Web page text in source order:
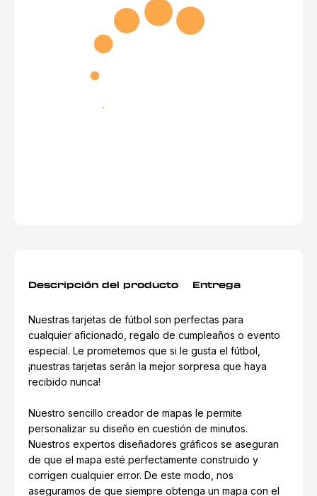
Descripción del producto Entrega
Nuestras tarjetas de fútbol son perfectas para
cualquier aficionado, regalo de cumpleaños o evento
especial. Le prometemos que si le gusta el fútbol,
¡nuestras tarjetas serán la mejor sorpresa que haya
recibido nunca!
Nuestro sencillo creador de mapas le permite
personalizar su diseño en cuestión de minutos.
Nuestros expertos diseñadores gráficos se aseguran
de que el mapa esté perfectamente construido y
corrigen cualquier error. De este modo, nos
aseguramos de que siempre obtenga un mapa con el